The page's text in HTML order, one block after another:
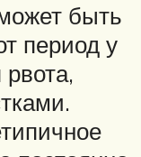
быть
период у